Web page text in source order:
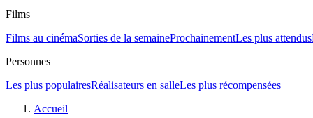
Films
Films au cinémaSorties de la semaineProchainementLes plus attendus
Personnes
Les plus populairesRéalisateurs en salleLes plus récompensées
Accueil